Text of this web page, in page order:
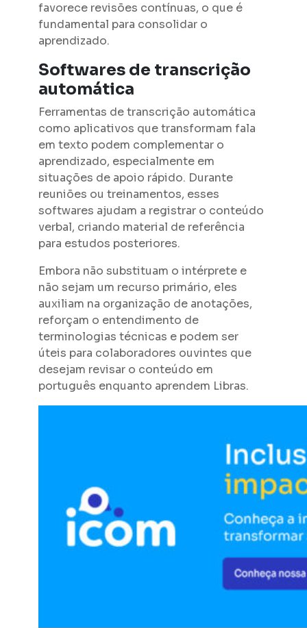
favorece revisões contínuas, o que é
fundamental para consolidar o
aprendizado.
Softwares de transcrição
automática
Ferramentas de transcrição automática
como aplicativos que transformam fala
em texto podem complementar o
aprendizado, especialmente em
situações de apoio rápido. Durante
reuniões ou treinamentos, esses
softwares ajudam a registrar o conteúdo
verbal, criando material de referência
para estudos posteriores.
Embora não substituam o intérprete e
não sejam um recurso primário, eles
auxiliam na organização de anotações,
reforçam o entendimento de
terminologias técnicas e podem ser
úteis para colaboradores ouvintes que
desejam revisar o conteúdo em
português enquanto aprendem Libras.